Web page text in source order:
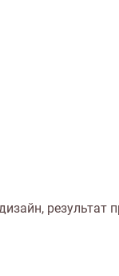
результат